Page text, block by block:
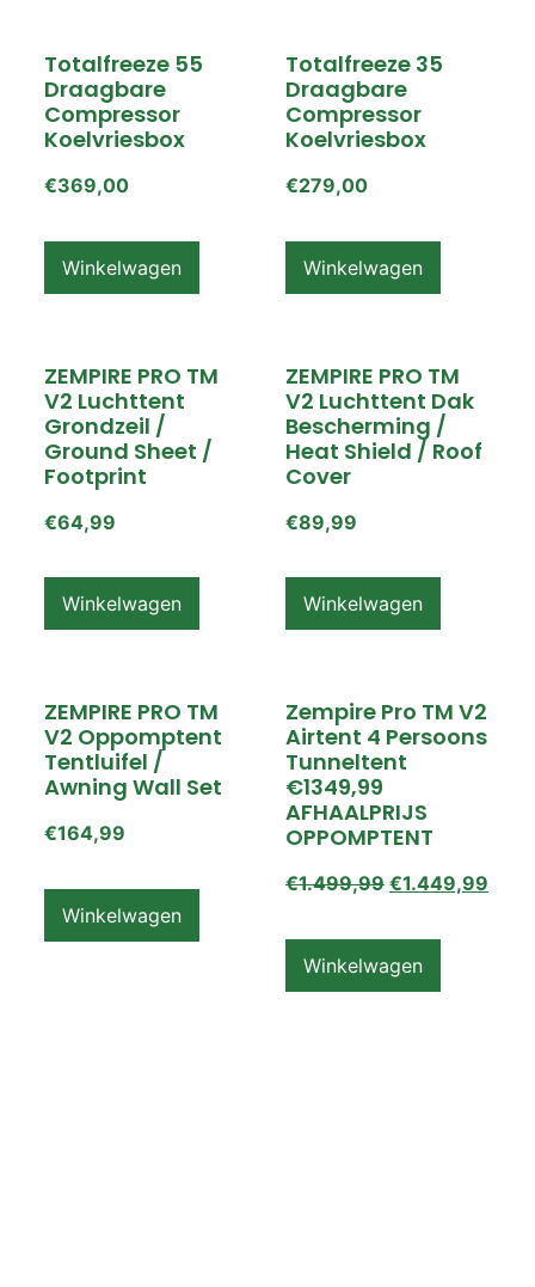
Totalfreeze 55
Draagbare
Compressor
Koelvriesbox
€369,00
Winkelwagen
Totalfreeze 35
Draagbare
Compressor
Koelvriesbox
€279,00
Winkelwagen
ZEMPIRE PRO TM
V2 Luchttent
Grondzeil /
Ground Sheet /
Footprint
€64,99
Winkelwagen
ZEMPIRE PRO TM
V2 Luchttent Dak
Bescherming /
Heat Shield / Roof
Cover
€89,99
Winkelwagen
ZEMPIRE PRO TM
V2 Oppomptent
Tentluifel /
Awning Wall Set
€164,99
Winkelwagen
Zempire Pro TM V2
Airtent 4 Persoons
Tunneltent
€1349,99
AFHAALPRIJS
OPPOMPTENT
€1.499,99 €1.449,99
Winkelwagen